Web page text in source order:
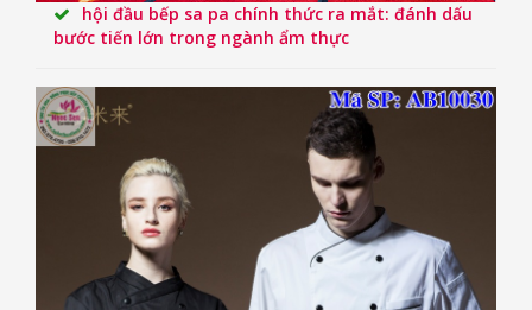
hội đầu bếp sa pa chính thức ra mắt: đánh dấu
bước tiến lớn trong ngành ẩm thực